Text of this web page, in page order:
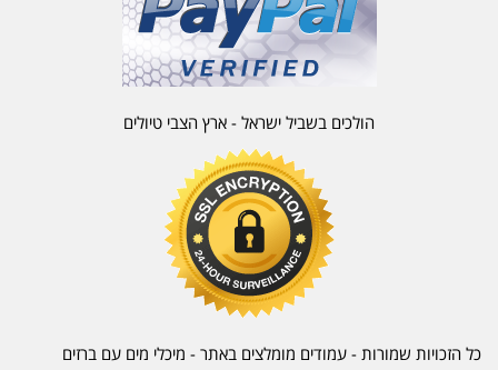
הולכים בשביל ישראל - ארץ הצבי טיולים
כל הזכויות שמורות - עמודים מומלצים באתר - מיכלי מים עם ברזים